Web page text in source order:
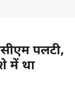
पलटी,
में था